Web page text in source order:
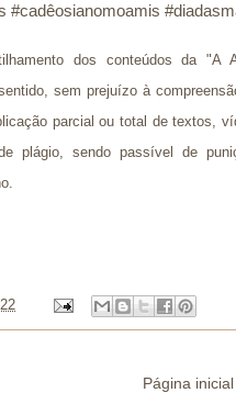
#cadêosianomoamis
dos conteúdos da
sem prejuízo à
parcial ou total de textos,
plágio, sendo passível de
Página inicial